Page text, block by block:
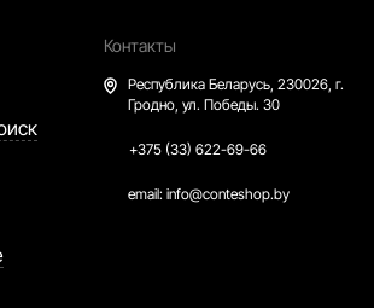
Контакты
Республика Беларусь, 230026, г.
Гродно, ул. Победы. 30
+375 (33) 622-69-66
email: info@conteshop.by